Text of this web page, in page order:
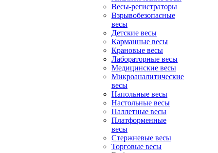
Весы-регистраторы
Взрывобезопасные
весы
Детские весы
Карманные весы
Крановые весы
Лабораторные весы
Медицинские весы
Микроаналитические
весы
Напольные весы
Настольные весы
Паллетные весы
Платформенные
весы
Стержневые весы
Торговые весы